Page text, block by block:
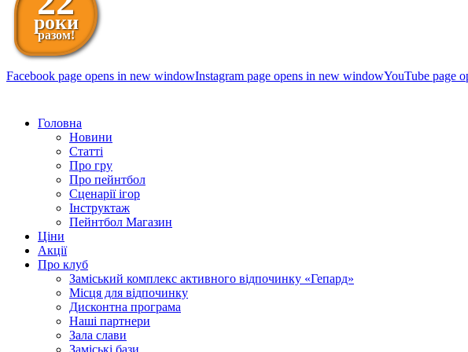
роки
разом!
Facebook page opens in new windowInstagram page opens in new windowYouTube page
Головна
Новини
Статті
Про гру
Про пейнтбол
Сценарії ігор
Інструктаж
Пейнтбол Магазин
Ціни
Акції
Про клуб
Заміський комплекс активного відпочинку «Гепард»
Місця для відпочинку
Дисконтна програма
Наші партнери
Зала слави
Заміські бази